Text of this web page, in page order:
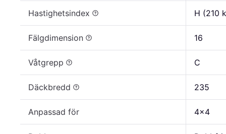
Hastighetsindex H (210
Fälgdimension 16
Våtgrepp C
Däckbredd 235
Anpassad för 4x4